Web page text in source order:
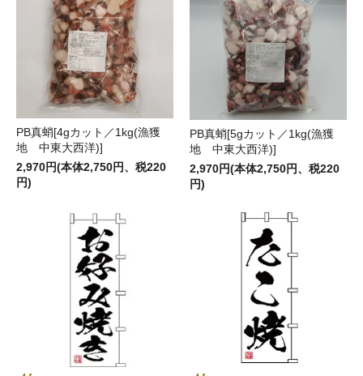
PB真蛸[4gカット／1kg(漁獲
地 中東大西洋)]
2,970円(本体2,750円、税220
円)
PB真蛸[5gカット／1kg(漁獲
地 中東大西洋)]
2,970円(本体2,750円、税220
円)